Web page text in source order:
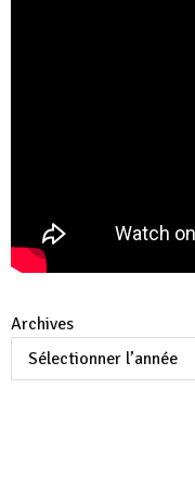
Archives